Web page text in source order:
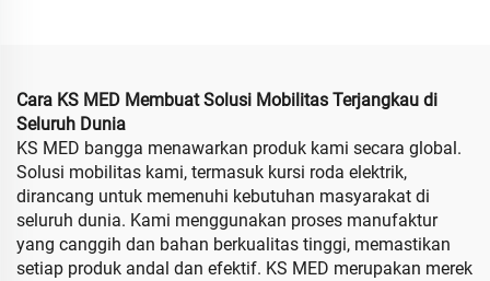
Cara KS MED Membuat Solusi Mobilitas Terjangkau di
Seluruh Dunia
KS MED bangga menawarkan produk kami secara global.
Solusi mobilitas kami, termasuk kursi roda elektrik,
dirancang untuk memenuhi kebutuhan masyarakat di
seluruh dunia. Kami menggunakan proses manufaktur
yang canggih dan bahan berkualitas tinggi, memastikan
setiap produk andal dan efektif. KS MED merupakan merek